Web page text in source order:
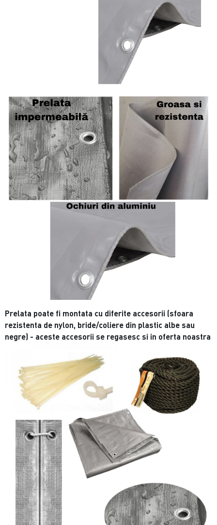
Prelata poate fi montata cu diferite accesorii (sfoara
rezistenta de nylon, bride/coliere din plastic albe sau
negre) - aceste accesorii se regasesc si in oferta noastra